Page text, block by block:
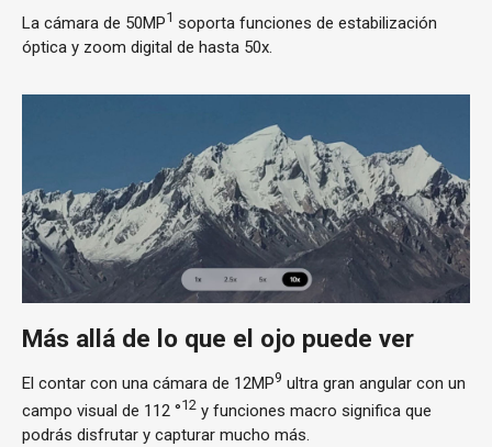
La cámara de 50MP1 soporta funciones de estabilización
óptica y zoom digital de hasta 50x.
Más allá de lo que el ojo puede ver
El contar con una cámara de 12MP9 ultra gran angular con un
campo visual de 112 °12 y funciones macro significa que
podrás disfrutar y capturar mucho más.